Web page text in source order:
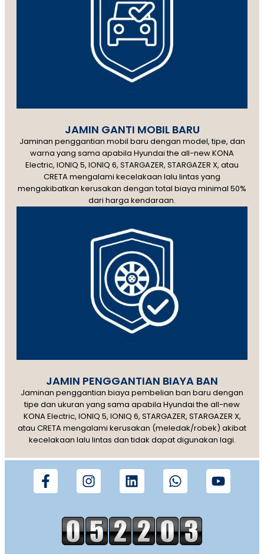
JAMIN GANTI MOBIL BARU
Jaminan penggantian mobil baru dengan model, tipe, dan
warna yang sama apabila Hyundai the all-new KONA
Electric, IONIQ 5, IONIQ 6, STARGAZER, STARGAZER X, atau
CRETA mengalami kecelakaan lalu lintas yang
mengakibatkan kerusakan dengan total biaya minimal 50%
dari harga kendaraan.
JAMIN PENGGANTIAN BIAYA BAN
Jaminan penggantian biaya pembelian ban baru dengan
tipe dan ukuran yang sama apabila Hyundai the all-new
KONA Electric, IONIQ 5, IONIQ 6, STARGAZER, STARGAZER X,
atau CRETA mengalami kerusakan (meledak/robek) akibat
kecelakaan lalu lintas dan tidak dapat digunakan lagi.